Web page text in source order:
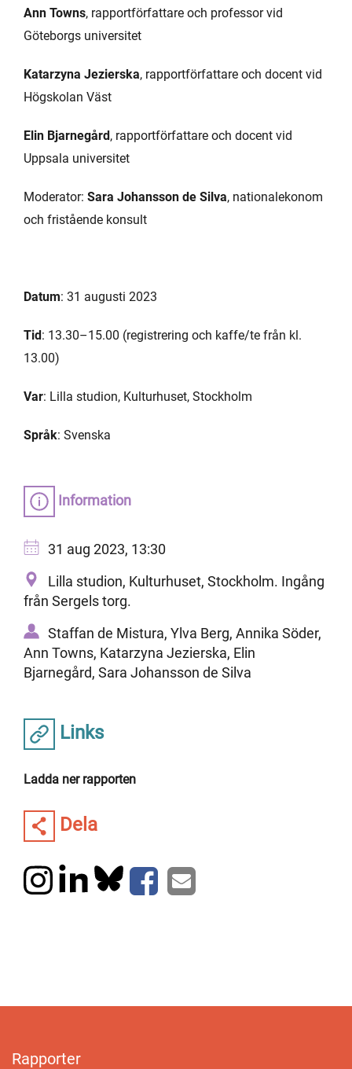
Information
31 aug 2023, 13:30
Lilla studion, Kulturhuset, Stockholm. Ingång
från Sergels torg.
Staffan de Mistura, Ylva Berg, Annika Söder,
Ann Towns, Katarzyna Jezierska, Elin
Bjarnegård, Sara Johansson de Silva
Links
Ladda ner rapporten
Dela
Ann Towns, rapportförfattare och professor vid
Göteborgs universitet
Katarzyna Jezierska, rapportförfattare och docent vid
Högskolan Väst
Elin Bjarnegård, rapportförfattare och docent vid
Uppsala universitet
Moderator: Sara Johansson de Silva, nationalekonom
och fristående konsult
Datum: 31 augusti 2023
Tid: 13.30–15.00 (registrering och kaffe/te från kl.
13.00)
Var: Lilla studion, Kulturhuset, Stockholm
Språk: Svenska
Rapporter